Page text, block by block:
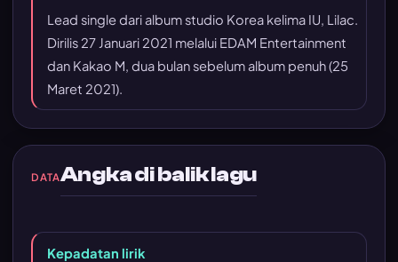
Lead single dari album studio Korea kelima IU, Lilac.
Dirilis 27 Januari 2021 melalui EDAM Entertainment
dan Kakao M, dua bulan sebelum album penuh (25
Maret 2021).
DATAAngka di balik lagu
Kepadatan lirik